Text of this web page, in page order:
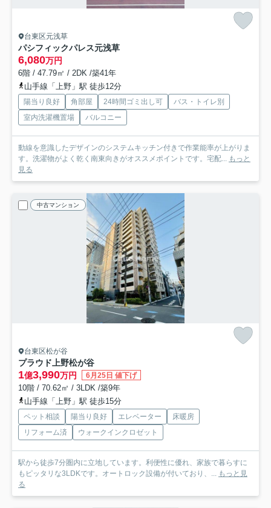
台東区元浅草
パシフィックパレス元浅草
6,080万円
6階 / 47.79㎡ / 2DK /築41年
山手線「上野」駅 徒歩12分
陽当り良好 角部屋 24時間ゴミ出し可
バス・トイレ別
室内洗濯機置場
バルコニー
動線を意識したデザインのシステムキッチン付きで作業能率が上がりま
す。洗濯物がよく乾く南東向きがオススメポイントです。宅配...
もっと
見る
中古マンション
台東区松が谷
プラウド上野松が谷
1億3,990万円 6月25日 値下げ
10階 / 70.62㎡ / 3LDK /築9年
山手線「上野」駅 徒歩15分
ペット相談 陽当り良好 エレベーター
床暖房
リフォーム済
ウォークインクロゼット
駅から徒歩7分圏内に立地しています。利便性に優れ、家族で暮らすに
もピッタリな3LDKです。オートロック設備が付いており、... もっと見
る